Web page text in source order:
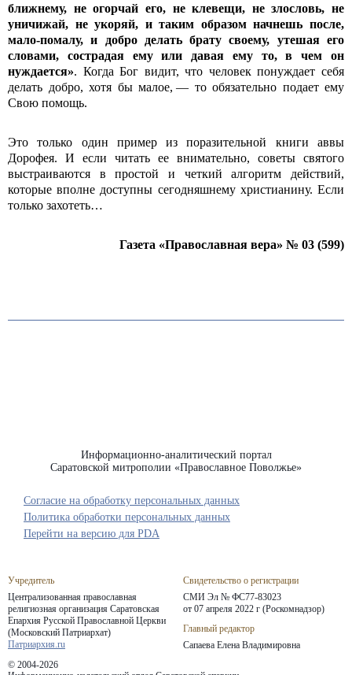
ближнему, не огорчай его, не клевещи, не злословь, не
уничижай, не укоряй, и таким образом начнешь после,
мало-помалу, и добро делать брату своему, утешая его
словами, сострадая ему или давая ему то, в чем он
нуждается». Когда Бог видит, что человек понуждает себя
делать добро, хотя бы малое, — то обязательно подает ему
Свою помощь.
Это только один пример из поразительной книги аввы
Дорофея. И если читать ее внимательно, советы святого
выстраиваются в простой и четкий алгоритм действий,
которые вполне доступны сегодняшнему христианину. Если
только захотеть…
Газета «Православная вера» № 03 (599)
Информационно-аналитический портал
Саратовской митрополии «Православное Поволжье»
Учредитель
Централизованная православная
религиозная организация Саратовская
Епархия Русской Православной Церкви
(Московский Патриархат)
Патриархия.ru
Свидетельство о регистрации
СМИ Эл № ФС77-83023
от 07 апреля 2022 г (Роскомнадзор)
Главный редактор
Сапаева Елена Владимировна
© 2004-2026
Согласие на обработку персональных данных
Политика обработки персональных данных
Перейти на версию для PDA